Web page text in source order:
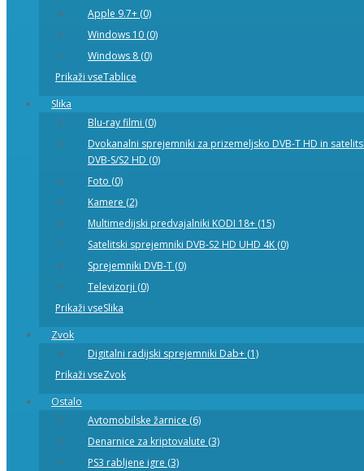
Apple 9.7+ (0)
Windows 10 (0)
Windows 8 (0)
Prikaži vseTablice
Slika
Blu-ray filmi (0)
Dvokanalni sprejemniki za prizemeljsko DVB-T HD in
DVB-S/S2 HD (0)
Foto (0)
Kamere (2)
Multimedijski predvajalniki KODI 18+ (15)
Satelitski sprejemniki DVB-S2 HD UHD 4K (0)
Sprejemniki DVB-T (0)
Televizorji (0)
Prikaži vseSlika
Zvok
Digitalni radijski sprejemniki Dab+ (1)
Prikaži vseZvok
Ostalo
Avtomobilske žarnice (6)
Denarnice za kriptovalute (3)
PS3 rabljene igre (3)